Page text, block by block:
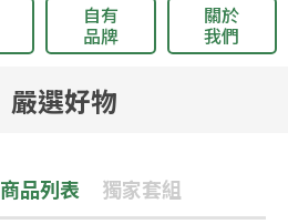
自有
品牌
關於
我們
嚴選好物
商品列表 獨家套組